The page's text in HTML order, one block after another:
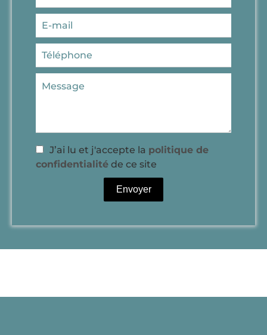
J’ai lu et j'accepte la politique de
confidentialité de ce site
Envoyer